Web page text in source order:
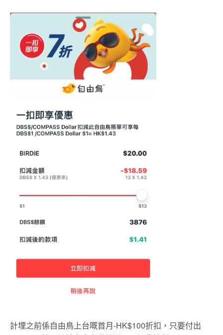
計埋之前係自由鳥上台嘅首月-HK$100折扣，只要付出